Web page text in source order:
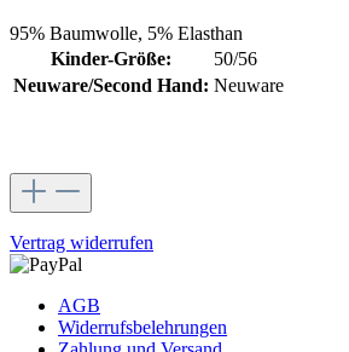
95% Baumwolle, 5% Elasthan
Kinder-Größe:
50/56
Neuware/Second Hand: Neuware
Vertrag widerrufen
AGB
Widerrufsbelehrungen